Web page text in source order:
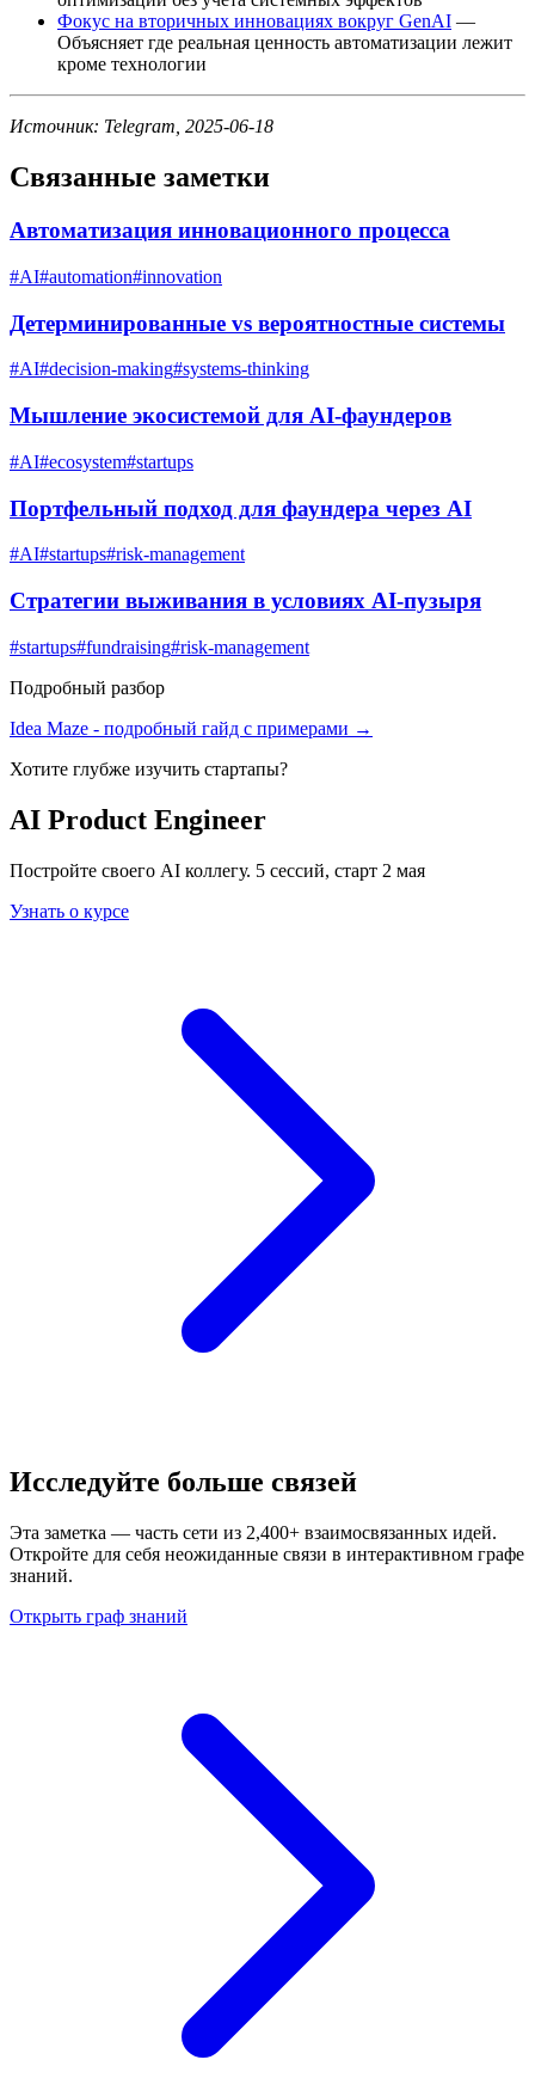
Фокус на вторичных инновациях вокруг GenAI —
Объясняет где реальная ценность автоматизации лежит
кроме технологии
Источник: Telegram, 2025-06-18
Связанные заметки
Автоматизация инновационного процесса
#AI#automation#innovation
Детерминированные vs вероятностные системы
#AI#decision-making#systems-thinking
Мышление экосистемой для AI-фаундеров
#AI#ecosystem#startups
Портфельный подход для фаундера через AI
#AI#startups#risk-management
Стратегии выживания в условиях AI-пузыря
#startups#fundraising#risk-management
Подробный разбор
Idea Maze - подробный гайд с примерами →
Хотите глубже изучить стартапы?
AI Product Engineer
Постройте своего AI коллегу. 5 сессий, старт 2 мая
Узнать о курсе
Исследуйте больше связей
Эта заметка — часть сети из 2,400+ взаимосвязанных идей.
Откройте для себя неожиданные связи в интерактивном графе
знаний.
Открыть граф знаний